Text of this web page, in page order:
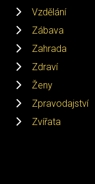
Vzdělání
Zábava
Zahrada
Zdraví
Ženy
Zpravodajství
Zvířata